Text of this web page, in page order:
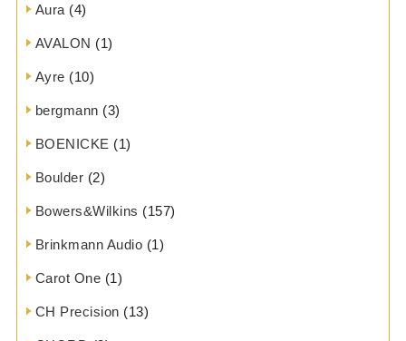
Aura (4)
AVALON (1)
Ayre (10)
bergmann (3)
BOENICKE (1)
Boulder (2)
Bowers&Wilkins (157)
Brinkmann Audio (1)
Carot One (1)
CH Precision (13)